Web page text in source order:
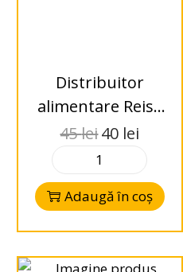
Distribuitor
alimentare Reiss
Audio RS-DB61, 1
intrare, 2 iesiri
45lei40 lei
Adaugă în coș